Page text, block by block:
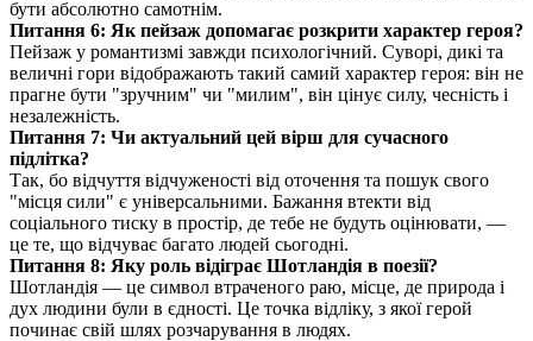
бути абсолютно самотнім.
Питання 6: Як пейзаж допомагає розкрити характер героя?
Пейзаж у романтизмі завжди психологічний. Суворі, дикі та
величні гори відображають такий самий характер героя: він не
прагне бути "зручним" чи "милим", він цінує силу, чесність і
незалежність.
Питання 7: Чи актуальний цей вірш для сучасного
підлітка?
Так, бо відчуття відчуженості від оточення та пошук свого
"місця сили" є універсальними. Бажання втекти від
соціального тиску в простір, де тебе не будуть оцінювати, —
це те, що відчуває багато людей сьогодні.
Питання 8: Яку роль відіграє Шотландія в поезії?
Шотландія — це символ втраченого раю, місце, де природа і
дух людини були в єдності. Це точка відліку, з якої герой
починає свій шлях розчарування в людях.